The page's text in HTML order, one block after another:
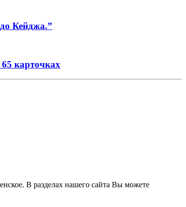
Кейджа.”
карточках
В разделах нашего сайта Вы можете